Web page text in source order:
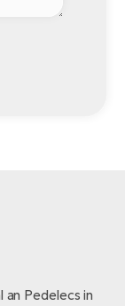
an Pedelecs in